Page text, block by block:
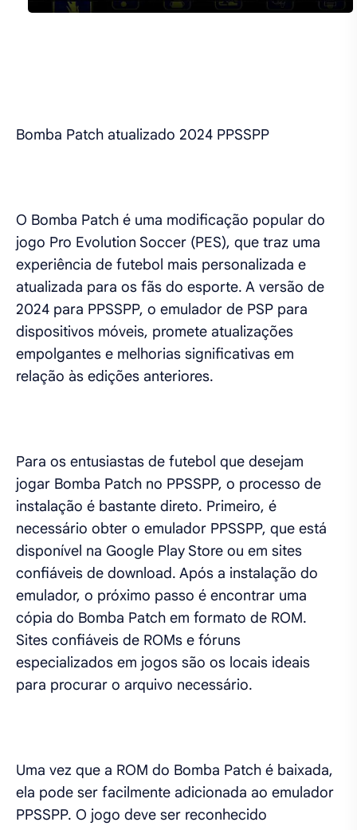
Bomba Patch atualizado 2024 PPSSPP
O Bomba Patch é uma modificação popular do
jogo Pro Evolution Soccer (PES), que traz uma
experiência de futebol mais personalizada e
atualizada para os fãs do esporte. A versão de
2024 para PPSSPP, o emulador de PSP para
dispositivos móveis, promete atualizações
empolgantes e melhorias significativas em
relação às edições anteriores.
Para os entusiastas de futebol que desejam
jogar Bomba Patch no PPSSPP, o processo de
instalação é bastante direto. Primeiro, é
necessário obter o emulador PPSSPP, que está
disponível na Google Play Store ou em sites
confiáveis de download. Após a instalação do
emulador, o próximo passo é encontrar uma
cópia do Bomba Patch em formato de ROM.
Sites confiáveis de ROMs e fóruns
especializados em jogos são os locais ideais
para procurar o arquivo necessário.
Uma vez que a ROM do Bomba Patch é baixada,
ela pode ser facilmente adicionada ao emulador
PPSSPP. O jogo deve ser reconhecido